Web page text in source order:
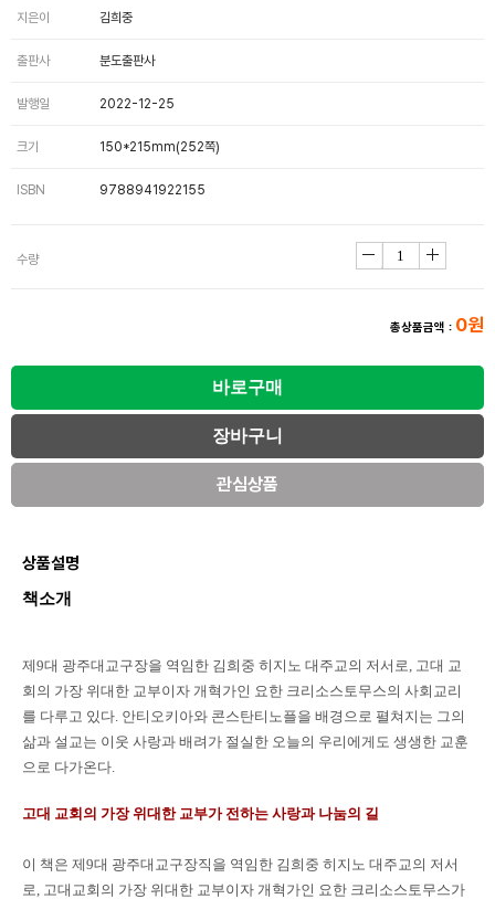
지은이 김희중
출판사 분도출판사
발행일 2022-12-25
크기 150*215mm(252쪽)
ISBN 9788941922155
수량
총상품금액 : 0원
관심상품
상품설명
책소개
제9대 광주대교구장을 역임한 김희중 히지노 대주교의 저서로, 고대 교
회의 가장 위대한 교부이자 개혁가인 요한 크리소스토무스의 사회교리
를 다루고 있다. 안티오키아와 콘스탄티노플을 배경으로 펼쳐지는 그의
삶과 설교는 이웃 사랑과 배려가 절실한 오늘의 우리에게도 생생한 교훈
으로 다가온다.
고대 교회의 가장 위대한 교부가 전하는 사랑과 나눔의 길
이 책은 제9대 광주대교구장직을 역임한 김희중 히지노 대주교의 저서
로, 고대교회의 가장 위대한 교부이자 개혁가인 요한 크리소스토무스가